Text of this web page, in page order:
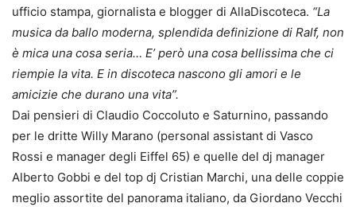
ufficio stampa, giornalista e blogger di AllaDiscoteca. “La
musica da ballo moderna, splendida definizione di Ralf, non
è mica una cosa seria… E’ però una cosa bellissima che ci
riempie la vita. E in discoteca nascono gli amori e le
amicizie che durano una vita”.
Dai pensieri di Claudio Coccoluto e Saturnino, passando
per le dritte Willy Marano (personal assistant di Vasco
Rossi e manager degli Eiffel 65) e quelle del dj manager
Alberto Gobbi e del top dj Cristian Marchi, una delle coppie
meglio assortite del panorama italiano, da Giordano Vecchi